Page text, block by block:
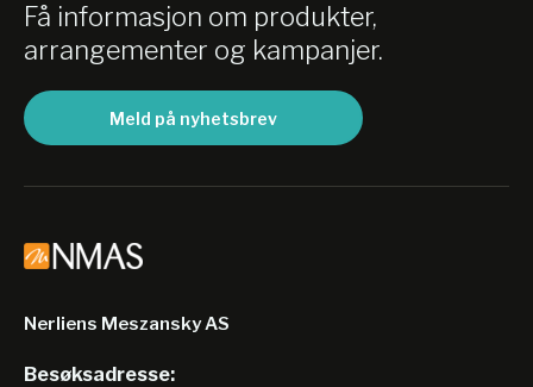
Få informasjon om produkter,
arrangementer og kampanjer.
Meld på nyhetsbrev
Nerliens Meszansky AS
Besøksadresse: